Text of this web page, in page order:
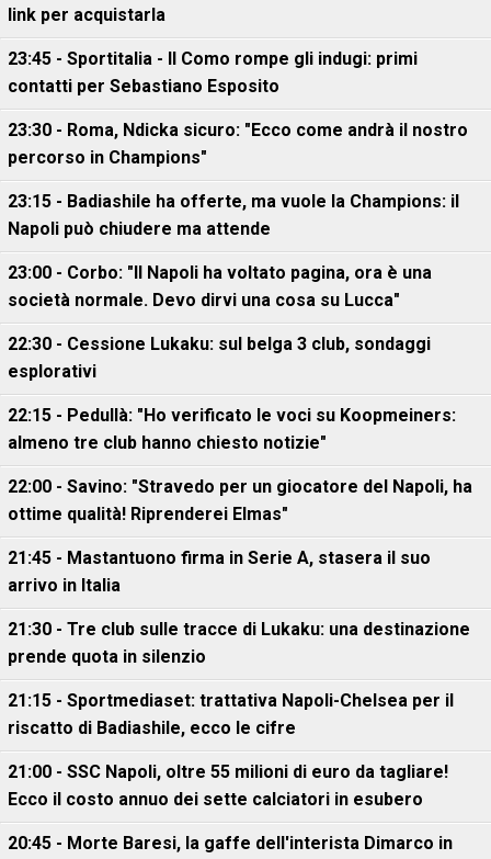
link per acquistarla
23:45 - Sportitalia - Il Como rompe gli indugi: primi
contatti per Sebastiano Esposito
23:30 - Roma, Ndicka sicuro: "Ecco come andrà il nostro
percorso in Champions"
23:15 - Badiashile ha offerte, ma vuole la Champions: il
Napoli può chiudere ma attende
23:00 - Corbo: "Il Napoli ha voltato pagina, ora è una
società normale. Devo dirvi una cosa su Lucca"
22:30 - Cessione Lukaku: sul belga 3 club, sondaggi
esplorativi
22:15 - Pedullà: "Ho verificato le voci su Koopmeiners:
almeno tre club hanno chiesto notizie"
22:00 - Savino: "Stravedo per un giocatore del Napoli, ha
ottime qualità! Riprenderei Elmas"
21:45 - Mastantuono firma in Serie A, stasera il suo
arrivo in Italia
21:30 - Tre club sulle tracce di Lukaku: una destinazione
prende quota in silenzio
21:15 - Sportmediaset: trattativa Napoli-Chelsea per il
riscatto di Badiashile, ecco le cifre
21:00 - SSC Napoli, oltre 55 milioni di euro da tagliare!
Ecco il costo annuo dei sette calciatori in esubero
20:45 - Morte Baresi, la gaffe dell'interista Dimarco in